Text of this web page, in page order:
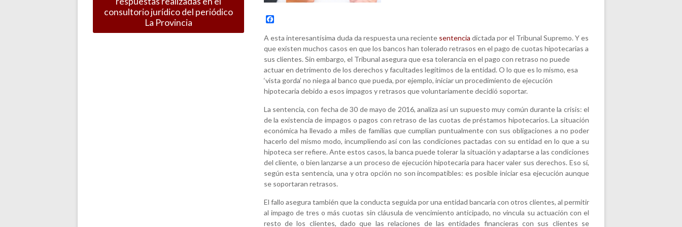
F
c
e
b
o
o
A esta interesantísima duda da respuesta una reciente sentencia dictada por el Tribunal Supremo. Y es
que existen muchos casos en que los bancos han tolerado retrasos en el pago de cuotas hipotecarias a
sus clientes. Sin embargo, el Tribunal asegura que esa tolerancia en el pago con retraso no puede
actuar en detrimento de los derechos y facultades legítimos de la entidad. O lo que es lo mismo, esa
‘vista gorda’ no niega al banco que pueda, por ejemplo, iniciar un procedimiento de ejecución
hipotecaria debido a esos impagos y retrasos que voluntariamente decidió soportar.
La sentencia, con fecha de 30 de mayo de 2016, analiza así un supuesto muy común durante la crisis: el
de la existencia de impagos o pagos con retraso de las cuotas de préstamos hipotecarios. La situación
económica ha llevado a miles de familias que cumplían puntualmente con sus obligaciones a no poder
hacerlo del mismo modo, incumpliendo así con las condiciones pactadas con su entidad en lo que a su
hipoteca ser refiere. Ante estos casos, la banca puede tolerar la situación y adaptarse a las condiciones
del cliente, o bien lanzarse a un proceso de ejecución hipotecaria para hacer valer sus derechos. Eso sí,
según esta sentencia, una y otra opción no son incompatibles: es posible iniciar esa ejecución aunque
se soportaran retrasos.
El fallo asegura también que la conducta seguida por una entidad bancaria con otros clientes, al permitir
al impago de tres o más cuotas sin cláusula de vencimiento anticipado, no vincula su actuación con el
resto de los clientes, dado que las relaciones de las entidades financieras con sus clientes se
consultorio jurídico del periódico
La Provincia